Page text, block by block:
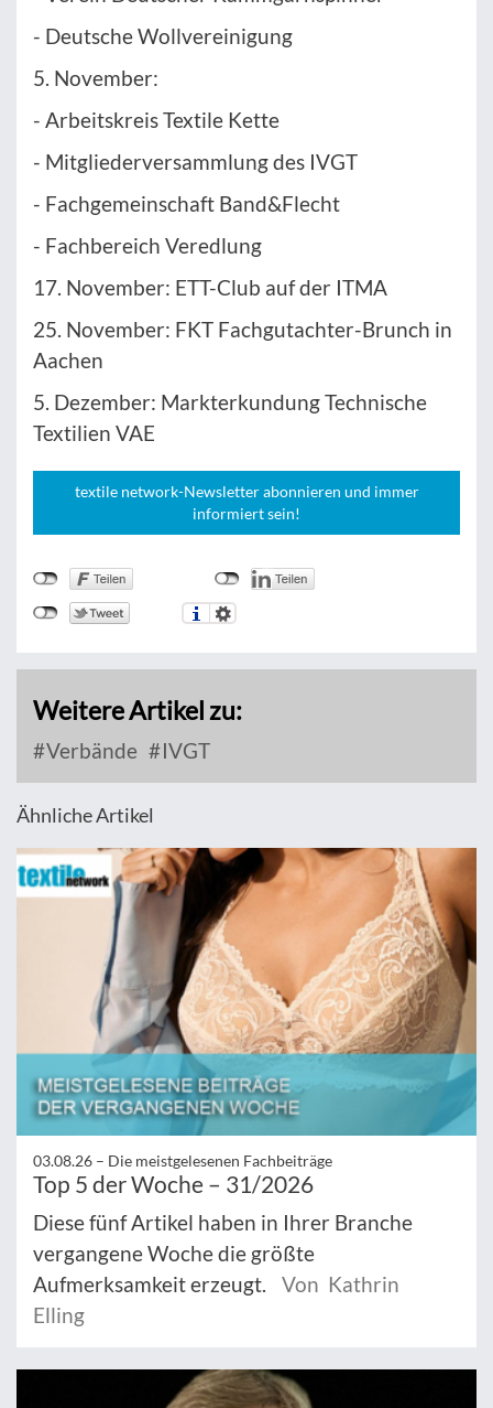
- Deutsche Wollvereinigung
5. November:
- Arbeitskreis Textile Kette
- Mitgliederversammlung des IVGT
- Fachgemeinschaft Band&Flecht
- Fachbereich Veredlung
17. November: ETT-Club auf der ITMA
25. November: FKT Fachgutachter-Brunch in
Aachen
5. Dezember: Markterkundung Technische
Textilien VAE
textile network-Newsletter abonnieren und immer
informiert sein!
Weitere Artikel zu:
Verbände IVGT
Ähnliche Artikel
03.08.26 – Die meistgelesenen Fachbeiträge
Top 5 der Woche – 31/2026
Diese fünf Artikel haben in Ihrer Branche
vergangene Woche die größte
Aufmerksamkeit erzeugt.
Von Kathrin
Elling